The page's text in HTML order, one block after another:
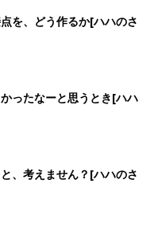
を、どう作るか[ハハのさ
ったなーと思うとき[ハハ
、考えません？[ハハのさ